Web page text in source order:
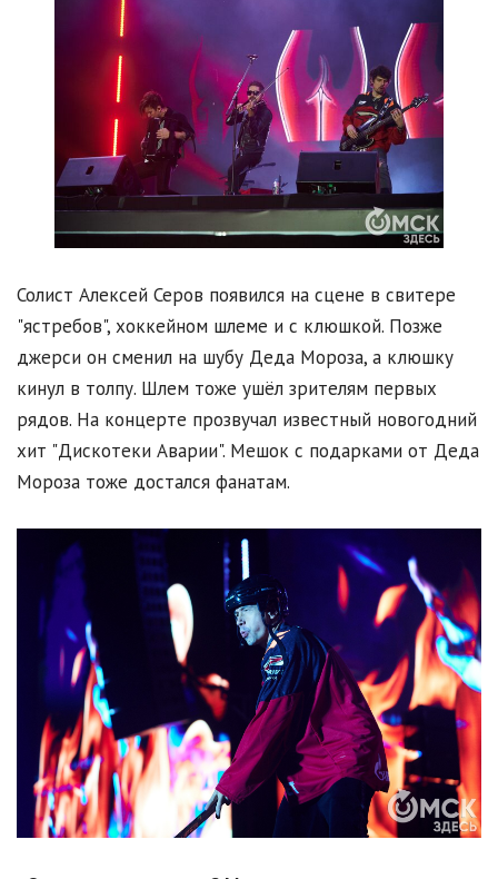
Солист Алексей Серов появился на сцене в свитере
"ястребов", хоккейном шлеме и с клюшкой. Позже
джерси он сменил на шубу Деда Мороза, а клюшку
кинул в толпу. Шлем тоже ушёл зрителям первых
рядов. На концерте прозвучал известный новогодний
хит "Дискотеки Аварии". Мешок с подарками от Деда
Мороза тоже достался фанатам.